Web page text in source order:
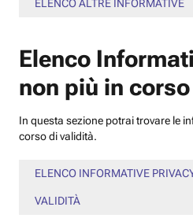
ELENCO ALTRE INFORMATIVE
Elenco
non più in
In questa sezione potrai trovare le
corso di validità.
ELENCO INFORMATIVE
VALIDITÀ